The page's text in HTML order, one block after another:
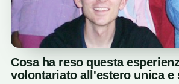
Cosa ha reso questa
volontariato all'estero unica e